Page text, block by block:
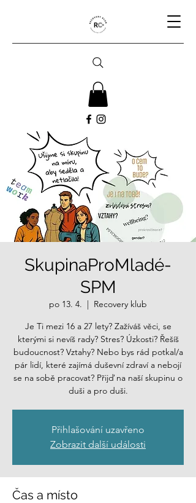
SkupinaProMladé-
SPM
po 13. 4.
  |
Recovery klub
Je Ti mezi 16 a 27 lety? Zažíváš věci, se
kterými si nevíš rady? Stres? Úzkosti? Řešíš
budoucnost? Vztahy? Nebo bys rád potkal/a
pár lidí, které zajímá duševní zdraví a nebojí
se na sobě pracovat? Přijď na naší skupinu o
duši a pro duši.
Přihlašování uzavřeno
Zobrazit další události
Čas a místo